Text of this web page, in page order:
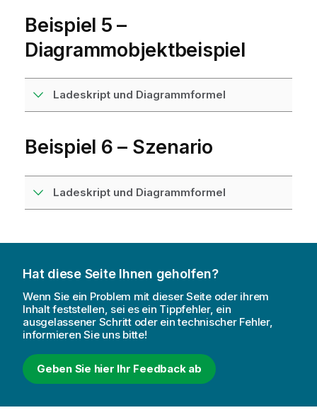
Beispiel 5 –
Diagrammobjektbeispiel
Ladeskript und Diagrammformel
Beispiel 6 – Szenario
Ladeskript und Diagrammformel
Hat diese Seite Ihnen geholfen?
Wenn Sie ein Problem mit dieser Seite oder ihrem
Inhalt feststellen, sei es ein Tippfehler, ein
ausgelassener Schritt oder ein technischer Fehler,
informieren Sie uns bitte!
Geben Sie hier Ihr Feedback ab